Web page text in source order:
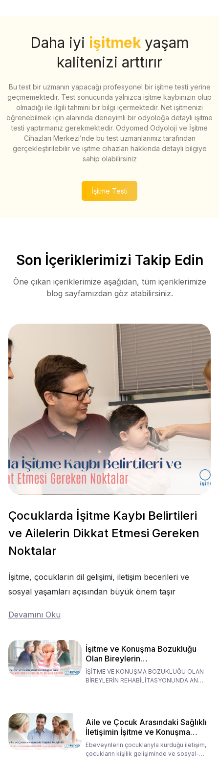
Daha iyi işitmek yaşam
kalitenizi arttırır
Bu test bir uzmanın yapacağı profesyonel bir işitme testi yerine
geçmemektedir. Test sonucunda yalnızca işitme kaybınızın olup
olmadığı ile ilgili tahmini bir bilgi içermektedir. Net işitmenizi
öğrenebilmek için alanında deneyimli bir odyoloğa detaylı işitme
testi yaptırmanız gerekmektedir. Odyomed Odyoloji ve İşitme
Cihazları Merkezi’nde bu test uzmanlarımız tarafından
gerçekleştirilebilir ve işitme cihazları hakkında detaylı bilgiye
sahip olabilirsiniz
İşitme Testi
Son İçeriklerimizi Takip Edin
Öne çıkan içeriklerimize aşağıdan, tüm içeriklerimize
blog sayfamızdan göz atabilirsiniz.
Çocuklarda İşitme Kaybı Belirtileri
ve Ailelerin Dikkat Etmesi Gereken
Noktalar
İşitme, çocukların dil gelişimi, iletişim becerileri ve
sosyal yaşamları açısından büyük önem taşır
Devamını Oku
İşitme ve Konuşma Bozukluğu
Olan Bireylerin
Rehabilitasyonunda Ana
Babaların Tutumları
İŞİTME VE KONUŞMA BOZUKLUĞU OLAN
BİREYLERİN REHABİLİTASYONUNDA ANA
Aile ve Çocuk Arasındaki Sağlıklı
İletişimin İşitme ve Konuşma
Rehabilitasyonundaki Rolü
Ebeveynlerin çocuklarıyla kurduğu iletişim,
çocukların kişilik gelişiminde ve sosyal-